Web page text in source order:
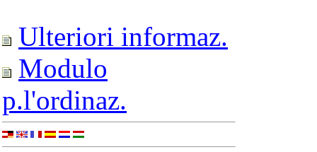
Ulteriori informaz.
Modulo
p.l'ordinaz.